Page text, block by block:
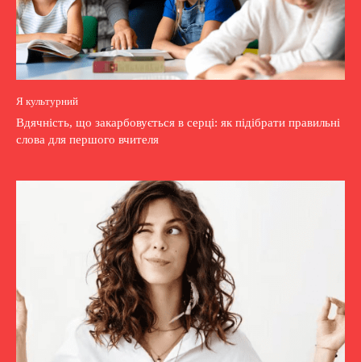
Я культурний
Вдячність, що закарбовується в серці: як підібрати правильні
слова для першого вчителя